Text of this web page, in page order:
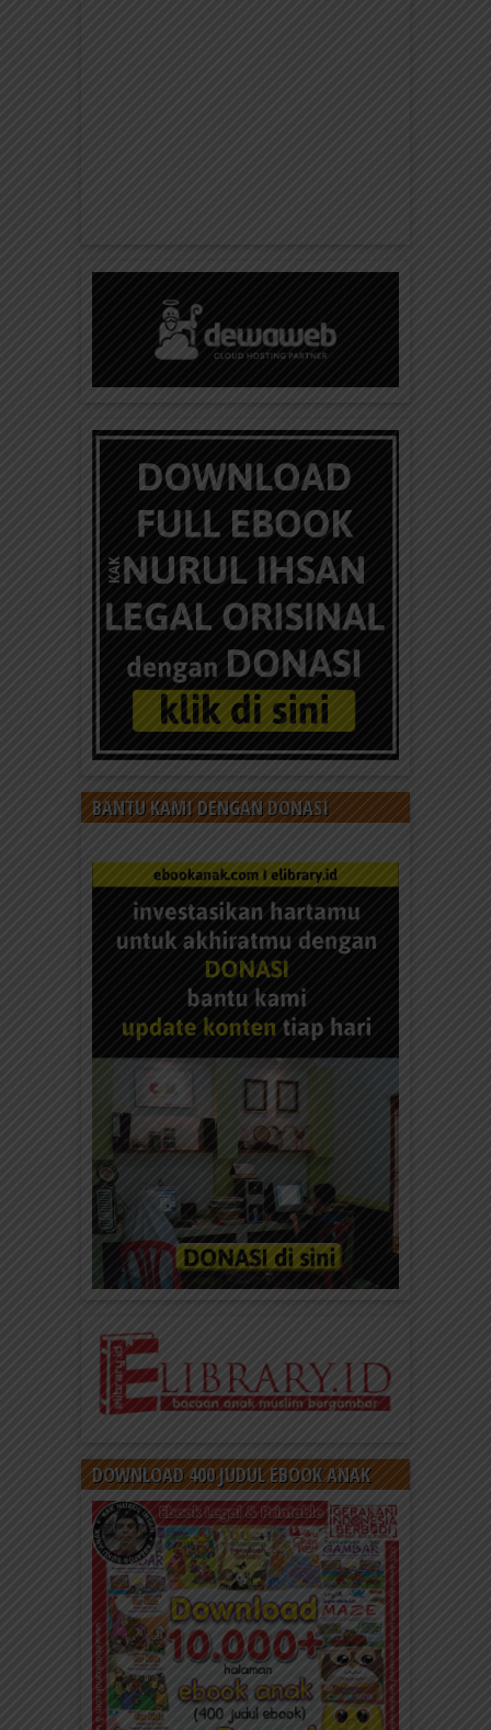
BANTU KAMI DENGAN DONASI
DOWNLOAD 400 JUDUL EBOOK ANAK